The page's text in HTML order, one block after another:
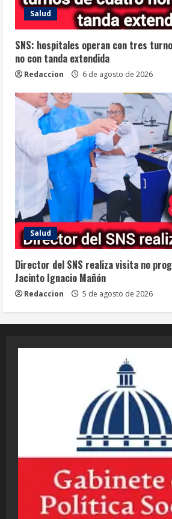
Salud
SNS: hospitales operan con tres
no con tanda extendida
Redaccion 6 de agosto de 2026
Salud
Director del SNS realiza visita no
Jacinto Ignacio Mañón
Redaccion 5 de agosto de 2026